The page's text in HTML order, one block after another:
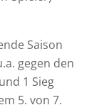
Saison
gegen den
1 Sieg
5. von 7.